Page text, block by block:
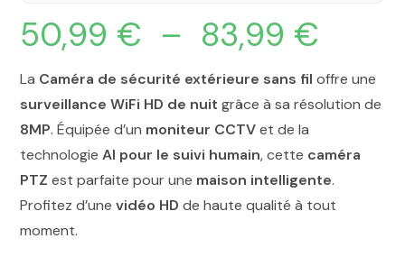
50,99 € – 83,99 €
La Caméra de sécurité extérieure sans fil offre une
surveillance WiFi HD de nuit grâce à sa résolution de
8MP. Équipée d’un moniteur CCTVet de la
technologieAI pour le suivi humain, cette caméra
PTZ est parfaite pour une maison intelligente.
Profitez d’unevidéo HD de haute qualité à tout
moment.